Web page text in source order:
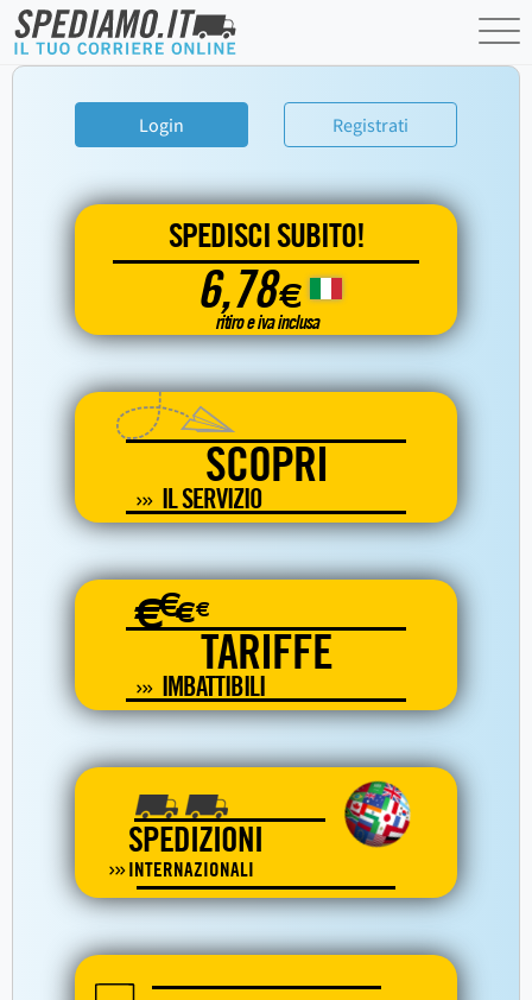
Login Registrati
SPEDISCI SUBITO!
6,78€
ritiro e iva inclusa
SCOPRI
IL SERVIZIO
€€€€
TARIFFE
IMBATTIBILI
SPEDIZIONI
INTERNAZIONALI